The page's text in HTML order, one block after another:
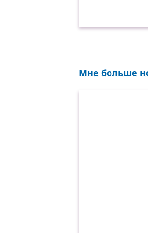
Мне больше